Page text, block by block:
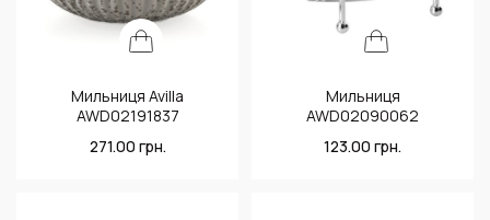
Мильниця Avilla
AWD02191837
271.00 грн.
Мильниця
AWD02090062
123.00 грн.